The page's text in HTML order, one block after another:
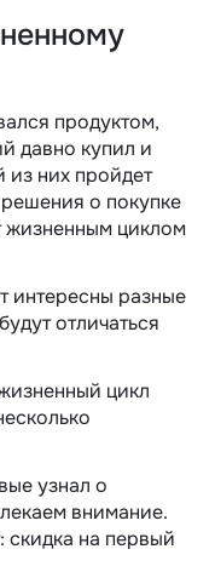
продуктом,
давно купил и
из них пройдет
о покупке
жизненным циклом
интересны разные
отличаться
цикл
узнал о
внимание.
на первый